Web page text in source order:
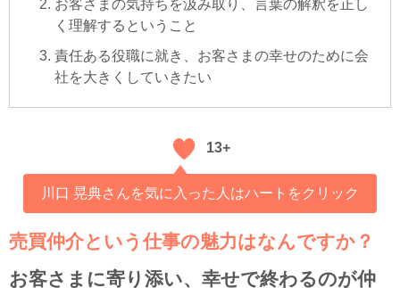
お客さまの気持ちを汲み取り、言葉の解釈を正し
く理解するということ
責任ある役職に就き、お客さまの幸せのために会
社を大きくしていきたい
13+
川口 晃典さんを気に入った人はハートをクリック
売買仲介という仕事の魅力はなんですか？
お客さまに寄り添い、幸せで終わるのが仲